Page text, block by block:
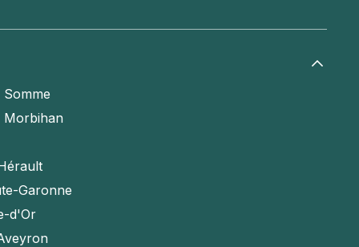
Somme
Morbihan
Garonne
d'Or